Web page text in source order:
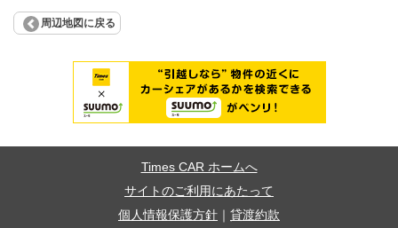
周辺地図に戻る
Times CAR ホームへ
サイトのご利用にあたって
個人情報保護方針
貸渡約款